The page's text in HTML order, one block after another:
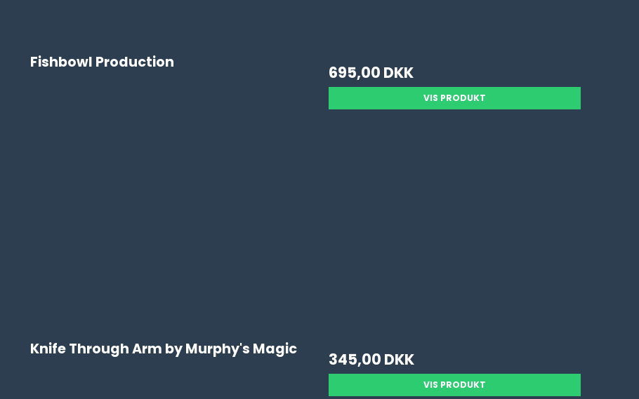
Fishbowl Production
695,00 DKK
VIS PRODUKT
Knife Through Arm by Murphy's Magic
345,00 DKK
VIS PRODUKT